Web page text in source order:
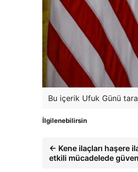
Bu içerik Ufuk Günü
İlgilenebilirsin
← Kene ilaçları haşere
etkili mücadelede